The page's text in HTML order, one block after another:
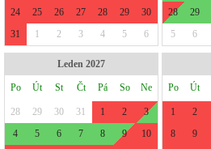
24
25 26 27 28 29
30
31
1 2 3 4 5 6
28
29
5
6
Leden 2027
Po Út St Čt Pá So Ne
28 29 30 31 1 2
3
4
5 6 7 8 9
10
Po Út
1 2
8
9